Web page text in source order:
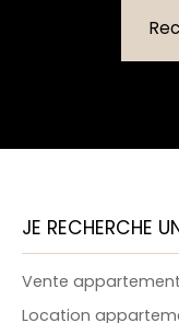
JE RECHERCHE
Vente
Location